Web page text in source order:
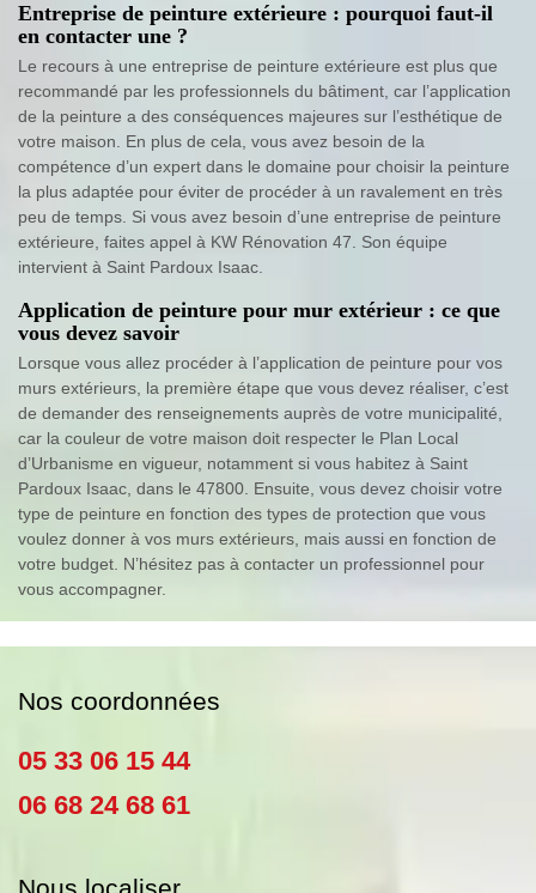
Entreprise de peinture extérieure : pourquoi faut-il
en contacter une ?
Le recours à une entreprise de peinture extérieure est plus que
recommandé par les professionnels du bâtiment, car l’application
de la peinture a des conséquences majeures sur l’esthétique de
votre maison. En plus de cela, vous avez besoin de la
compétence d’un expert dans le domaine pour choisir la peinture
la plus adaptée pour éviter de procéder à un ravalement en très
peu de temps. Si vous avez besoin d’une entreprise de peinture
extérieure, faites appel à KW Rénovation 47. Son équipe
intervient à Saint Pardoux Isaac.
Application de peinture pour mur extérieur : ce que
vous devez savoir
Lorsque vous allez procéder à l’application de peinture pour vos
murs extérieurs, la première étape que vous devez réaliser, c’est
de demander des renseignements auprès de votre municipalité,
car la couleur de votre maison doit respecter le Plan Local
d’Urbanisme en vigueur, notamment si vous habitez à Saint
Pardoux Isaac, dans le 47800. Ensuite, vous devez choisir votre
type de peinture en fonction des types de protection que vous
voulez donner à vos murs extérieurs, mais aussi en fonction de
votre budget. N’hésitez pas à contacter un professionnel pour
vous accompagner.
Nos coordonnées
05 33 06 15 44
06 68 24 68 61